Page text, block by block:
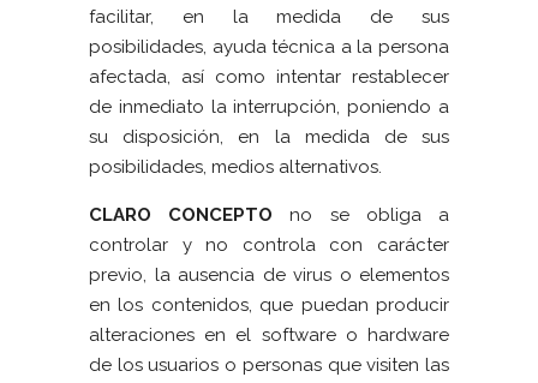
facilitar, en la medida de sus
posibilidades, ayuda técnica a la persona
afectada, así como intentar restablecer
de inmediato la interrupción, poniendo a
su disposición, en la medida de sus
posibilidades, medios alternativos.
CLARO CONCEPTOno se obliga a
controlar y no controla con carácter
previo, la ausencia de virus o elementos
en los contenidos, que puedan producir
alteraciones en el software o hardware
de los usuarios o personas que visiten las